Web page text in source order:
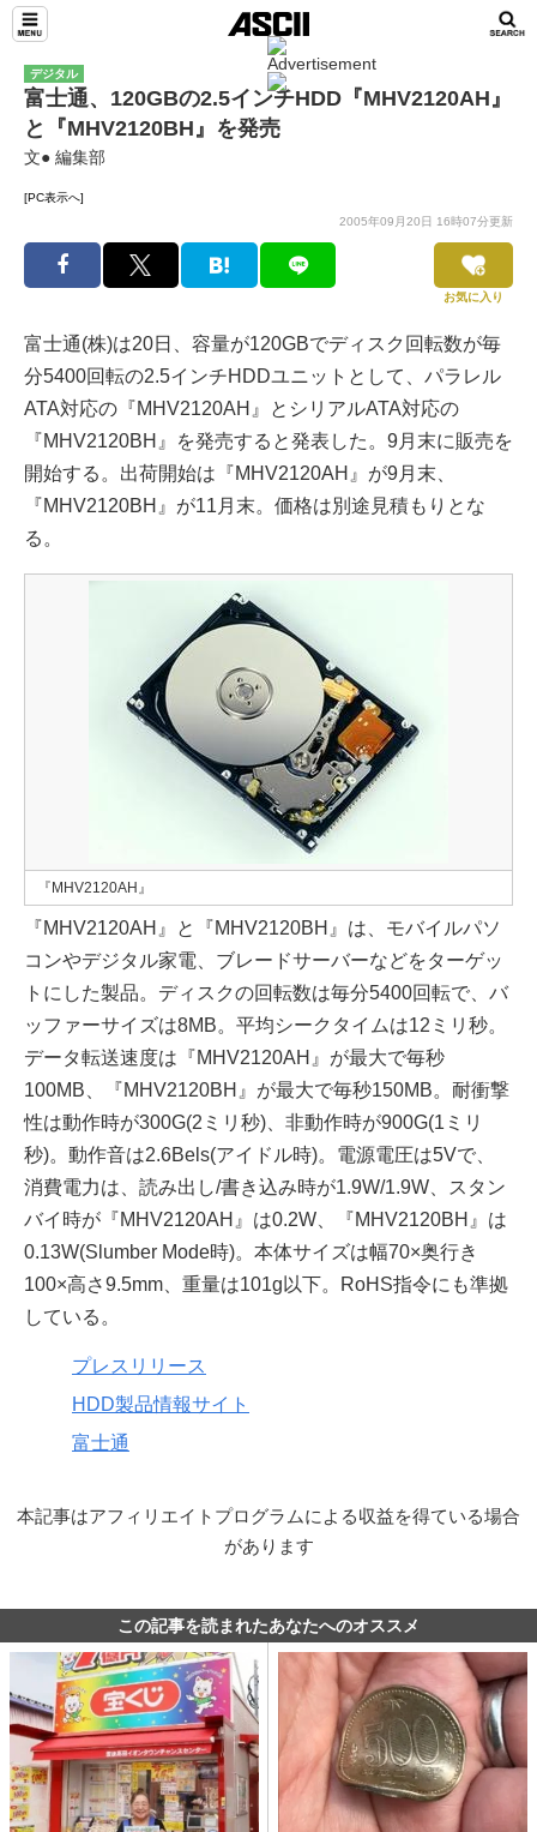
デジタル
富士通、120GBの2.5インチHDD『MHV2120AH』
と『MHV2120BH』を発売
文● 編集部
[PC表示へ]
2005年09月20日 16時07分更新
お気に入り
富士通(株)は20日、容量が120GBでディスク回転数が毎
分5400回転の2.5インチHDDユニットとして、パラレル
ATA対応の『MHV2120AH』とシリアルATA対応の
『MHV2120BH』を発売すると発表した。9月末に販売を
開始する。出荷開始は『MHV2120AH』が9月末、
『MHV2120BH』が11月末。価格は別途見積もりとな
る。
『MHV2120AH』
『MHV2120AH』と『MHV2120BH』は、モバイルパソ
コンやデジタル家電、ブレードサーバーなどをターゲッ
トにした製品。ディスクの回転数は毎分5400回転で、バ
ッファーサイズは8MB。平均シークタイムは12ミリ秒。
データ転送速度は『MHV2120AH』が最大で毎秒
100MB、『MHV2120BH』が最大で毎秒150MB。耐衝撃
性は動作時が300G(2ミリ秒)、非動作時が900G(1ミリ
秒)。動作音は2.6Bels(アイドル時)。電源電圧は5Vで、
消費電力は、読み出し/書き込み時が1.9W/1.9W、スタン
バイ時が『MHV2120AH』は0.2W、『MHV2120BH』は
0.13W(Slumber Mode時)。本体サイズは幅70×奥行き
100×高さ9.5mm、重量は101g以下。RoHS指令にも準拠
している。
プレスリリース
HDD製品情報サイト
富士通
本記事はアフィリエイトプログラムによる収益を得ている場合
があります
この記事を読まれたあなたへのオススメ